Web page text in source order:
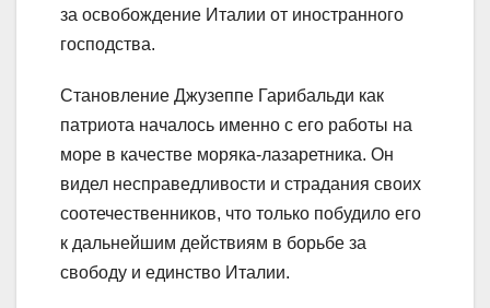
за освобождение Италии от иностранного
господства.
Становление Джузеппе Гарибальди как
патриота началось именно с его работы на
море в качестве моряка-лазаретника. Он
видел несправедливости и страдания своих
соотечественников, что только побудило его
к дальнейшим действиям в борьбе за
свободу и единство Италии.